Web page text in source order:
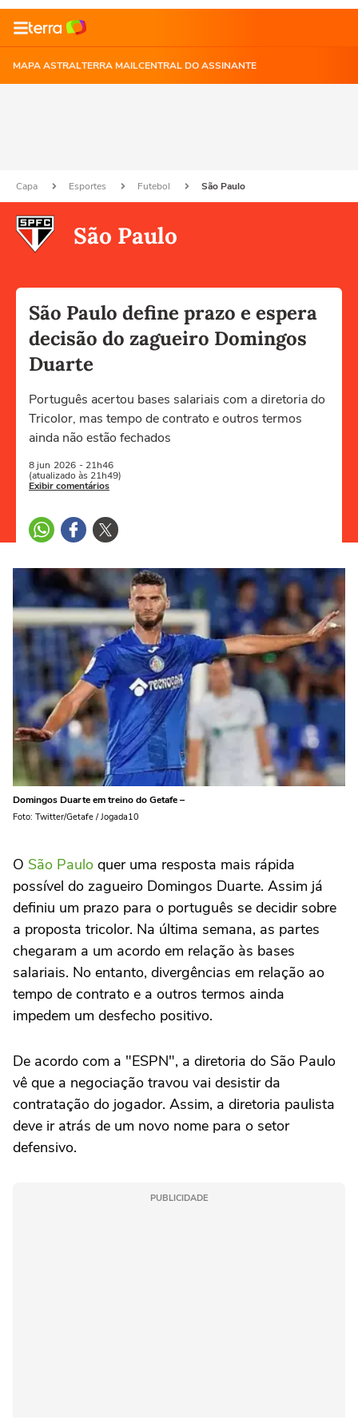
MAPA ASTRALTERRA MAILCENTRAL DO ASSINANTE
Capa Esportes Futebol São Paulo
São Paulo
São Paulo define prazo e espera
decisão do zagueiro Domingos
Duarte
Português acertou bases salariais com a diretoria do
Tricolor, mas tempo de contrato e outros termos
ainda não estão fechados
8 jun 2026 - 21h46
(atualizado às 21h49)
Exibir comentários
Domingos Duarte em treino do Getafe –
Foto: Twitter/Getafe / Jogada10
O São Paulo quer uma resposta mais rápida
possível do zagueiro Domingos Duarte. Assim já
definiu um prazo para o português se decidir sobre
a proposta tricolor. Na última semana, as partes
chegaram a um acordo em relação às bases
salariais. No entanto, divergências em relação ao
tempo de contrato e a outros termos ainda
impedem um desfecho positivo.
De acordo com a "ESPN", a diretoria do São Paulo
vê que a negociação travou vai desistir da
contratação do jogador. Assim, a diretoria paulista
deve ir atrás de um novo nome para o setor
defensivo.
PUBLICIDADE